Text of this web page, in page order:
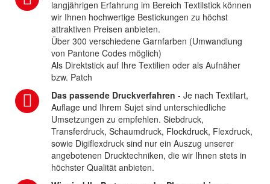
langjährigen Erfahrung im Bereich Textilstick können
wir Ihnen hochwertige Bestickungen zu höchst
attraktiven Preisen anbieten.
Über 300 verschiedene Garnfarben (Umwandlung
von Pantone Codes möglich)
Als Direktstick auf Ihre Textilien oder als Aufnäher
bzw. Patch
Das passende Druckverfahren - Je nach Textilart,
Auflage und Ihrem Sujet sind unterschiedliche
Umsetzungen zu empfehlen. Siebdruck,
Transferdruck, Schaumdruck, Flockdruck, Flexdruck,
sowie Digiflexdruck sind nur ein Auszug unserer
angebotenen Drucktechniken, die wir Ihnen stets in
höchster Qualität anbieten.